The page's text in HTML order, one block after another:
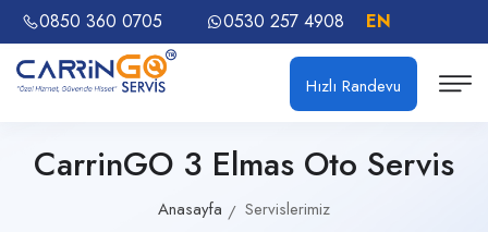
0850 360 0705 0530 257 4908 EN
Hızlı Randevu
CarrinGO 3 Elmas Oto Servis
Anasayfa Servislerimiz